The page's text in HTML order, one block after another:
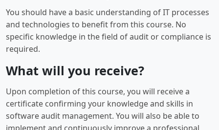
You should have a basic understanding of IT processes
and technologies to benefit from this course. No
specific knowledge in the field of audit or compliance is
required.
What will you receive?
Upon completion of this course, you will receive a
certificate confirming your knowledge and skills in
software audit management. You will also be able to